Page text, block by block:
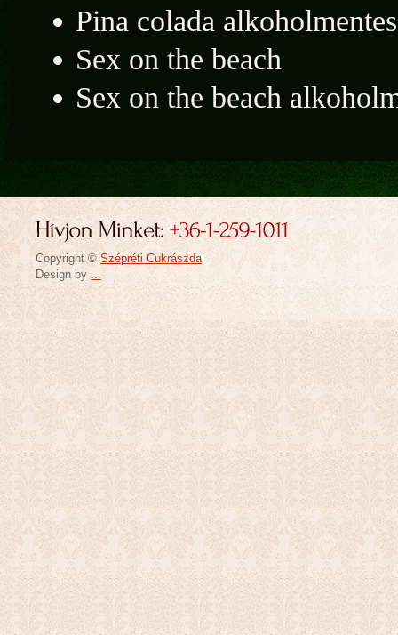
Pina colada alkoholmentes
Sex on the beach
Sex on the beach
Copyright © Szépréti Cukrászda
Design by ...